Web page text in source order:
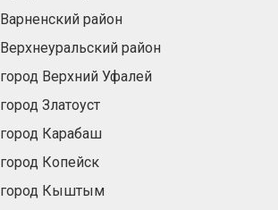
Варненский район
Верхнеуральский район
город Верхний Уфалей
город Златоуст
город Карабаш
город Копейск
город Кыштым